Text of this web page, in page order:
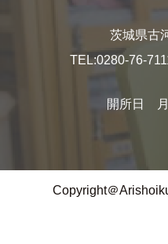
茨城県古
TEL:0280-76-
開所日 月
Copyright＠